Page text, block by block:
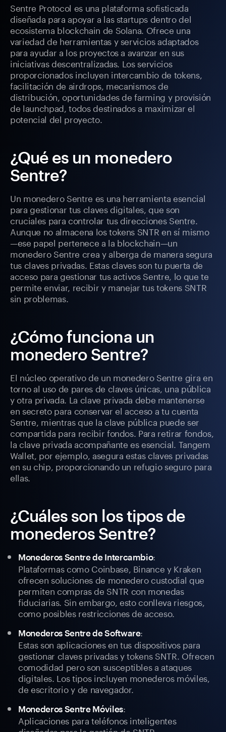
Sentre Protocol es una plataforma sofisticada
diseñada para apoyar a las startups dentro del
ecosistema blockchain de Solana. Ofrece una
variedad de herramientas y servicios adaptados
para ayudar a los proyectos a avanzar en sus
iniciativas descentralizadas. Los servicios
proporcionados incluyen intercambio de tokens,
facilitación de airdrops, mecanismos de
distribución, oportunidades de farming y provisión
de launchpad, todos destinados a maximizar el
potencial del proyecto.
¿Qué es un monedero
Sentre?
Un monedero Sentre es una herramienta esencial
para gestionar tus claves digitales, que son
cruciales para controlar tus direcciones Sentre.
Aunque no almacena los tokens SNTR en sí mismo
—ese papel pertenece a la blockchain—un
monedero Sentre crea y alberga de manera segura
tus claves privadas. Estas claves son tu puerta de
acceso para gestionar tus activos Sentre, lo que te
permite enviar, recibir y manejar tus tokens SNTR
sin problemas.
¿Cómo funciona un
monedero Sentre?
El núcleo operativo de un monedero Sentre gira en
torno al uso de pares de claves únicas, una pública
y otra privada. La clave privada debe mantenerse
en secreto para conservar el acceso a tu cuenta
Sentre, mientras que la clave pública puede ser
compartida para recibir fondos. Para retirar fondos,
la clave privada acompañante es esencial. Tangem
Wallet, por ejemplo, asegura estas claves privadas
en su chip, proporcionando un refugio seguro para
ellas.
¿Cuáles son los tipos de
monederos Sentre?
Monederos Sentre de Intercambio:
Plataformas como Coinbase, Binance y Kraken
ofrecen soluciones de monedero custodial que
permiten compras de SNTR con monedas
fiduciarias. Sin embargo, esto conlleva riesgos,
como posibles restricciones de acceso.
Monederos Sentre de Software:
Estas son aplicaciones en tus dispositivos para
gestionar claves privadas y tokens SNTR. Ofrecen
comodidad pero son susceptibles a ataques
digitales. Los tipos incluyen monederos móviles,
de escritorio y de navegador.
Monederos Sentre Móviles:
Aplicaciones para teléfonos inteligentes